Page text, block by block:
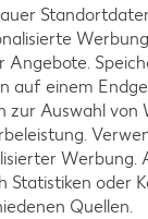
Maxx
je 8 St.
(1 l = 3.74)
nur
Angebote.
auf einem
zur Auswahl von
Werbung.
Statistiken oder
Quellen.